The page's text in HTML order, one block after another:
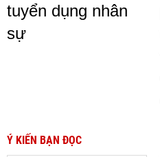
tuyển dụng nhân
sự
Ý KIẾN BẠN ĐỌC